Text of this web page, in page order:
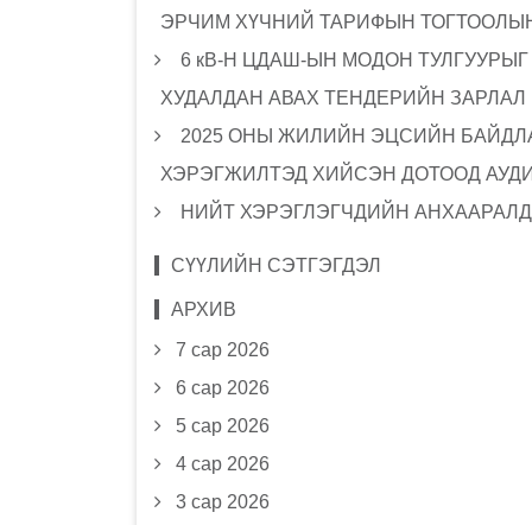
ЭРЧИМ ХҮЧНИЙ ТАРИФЫН
6 кВ-Н ЦДАШ-ЫН МОДОН
ХУДАЛДАН АВАХ ТЕНДЕРИЙН ЗАРЛАЛ
2025 ОНЫ ЖИЛИЙН ЭЦСИЙН
ХЭРЭГЖИЛТЭД ХИЙСЭН ДОТООД
НИЙТ ХЭРЭГЛЭГЧДИЙН АНХААРАЛД
СҮҮЛИЙН СЭТГЭГДЭЛ
АРХИВ
7 сар 2026
6 сар 2026
5 сар 2026
4 сар 2026
3 сар 2026